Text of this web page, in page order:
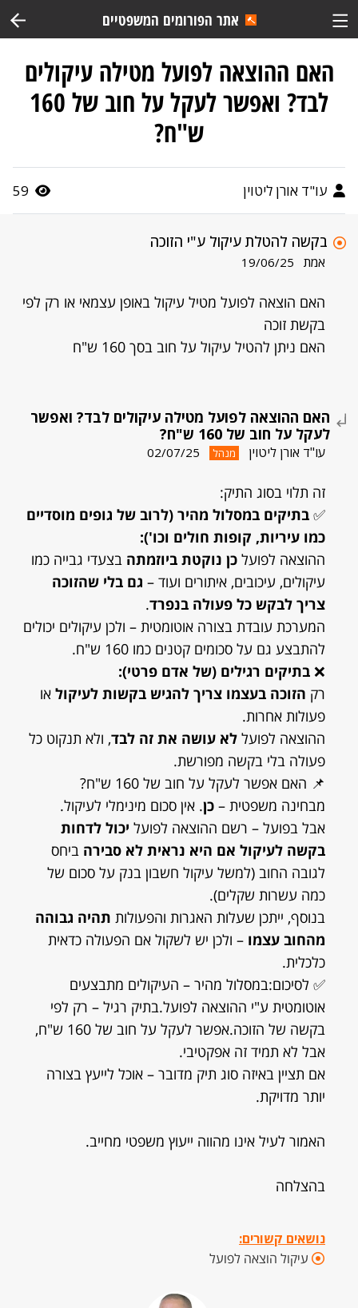
אתר הפורומים המשפטיים
האם ההוצאה לפועל מטילה עיקולים
לבד? ואפשר לעקל על חוב של 160
ש"ח?
עו"ד אורן ליטוין 59
בקשה להטלת עיקול ע"י הזוכה
אמת 19/06/25
האם הוצאה לפועל מטיל עיקול באופן עצמאי או רק לפי
בקשת זוכה
האם ניתן להטיל עיקול על חוב בסך 160 ש"ח
האם ההוצאה לפועל מטילה עיקולים לבד? ואפשר
לעקל על חוב של 160 ש"ח?
עו"ד אורן ליטוין מנהל 02/07/25
זה תלוי בסוג התיק:
✅ בתיקים במסלול מהיר (לרוב של גופים מוסדיים
כמו עיריות, קופות חולים וכו'):
ההוצאה לפועל כן נוקטת ביוזמתה בצעדי גבייה כמו
עיקולים, עיכובים, איתורים ועוד – גם בלי שהזוכה
צריך לבקש כל פעולה בנפרד.
המערכת עובדת בצורה אוטומטית – ולכן עיקולים יכולים
להתבצע גם על סכומים קטנים כמו 160 ש"ח.
❌ בתיקים רגילים (של אדם פרטי):
רק הזוכה בעצמו צריך להגיש בקשות לעיקול או
פעולות אחרות.
ההוצאה לפועל לא עושה את זה לבד, ולא תנקוט כל
פעולה בלי בקשה מפורשת.
📌 האם אפשר לעקל על חוב של 160 ש"ח?
מבחינה משפטית – כן. אין סכום מינימלי לעיקול.
אבל בפועל – רשם ההוצאה לפועל יכול לדחות
בקשה לעיקול אם היא נראית לא סבירה ביחס
לגובה החוב (למשל עיקול חשבון בנק על סכום של
כמה עשרות שקלים).
בנוסף, ייתכן שעלות האגרות והפעולות תהיה גבוהה
מהחוב עצמו – ולכן יש לשקול אם הפעולה כדאית
כלכלית.
✅ לסיכום:במסלול מהיר – העיקולים מתבצעים
אוטומטית ע"י ההוצאה לפועל.בתיק רגיל – רק לפי
בקשה של הזוכה.אפשר לעקל על חוב של 160 ש"ח,
אבל לא תמיד זה אפקטיבי.
אם תציין באיזה סוג תיק מדובר – אוכל לייעץ בצורה
יותר מדויקת.
האמור לעיל אינו מהווה ייעוץ משפטי מחייב.
בהצלחה
נושאים קשורים:
עיקול הוצאה לפועל